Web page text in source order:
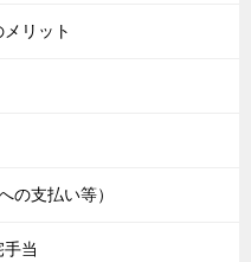
リット
の支払い等）
当